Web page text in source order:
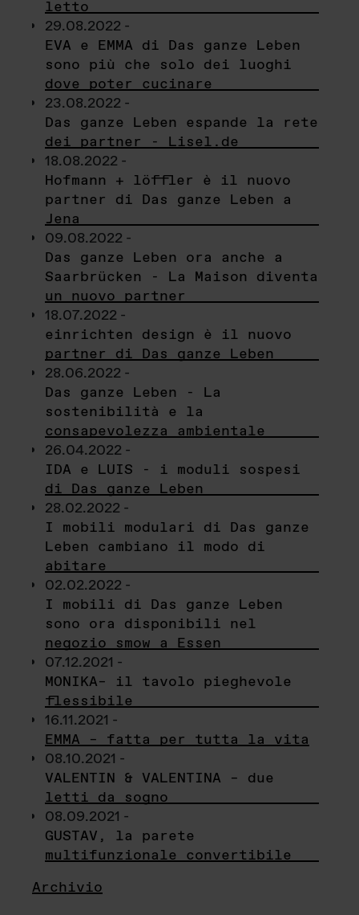
letto
29.08.2022 -
EVA e EMMA di Das ganze Leben
sono più che solo dei luoghi
dove poter cucinare
23.08.2022 -
Das ganze Leben espande la rete
dei partner - Lisel.de
18.08.2022 -
Hofmann + löffler è il nuovo
partner di Das ganze Leben a
Jena
09.08.2022 -
Das ganze Leben ora anche a
Saarbrücken - La Maison diventa
un nuovo partner
18.07.2022 -
einrichten design è il nuovo
partner di Das ganze Leben
28.06.2022 -
Das ganze Leben - La
sostenibilità e la
consapevolezza ambientale
26.04.2022 -
IDA e LUIS - i moduli sospesi
di Das ganze Leben
28.02.2022 -
I mobili modulari di Das ganze
Leben cambiano il modo di
abitare
02.02.2022 -
I mobili di Das ganze Leben
sono ora disponibili nel
negozio smow a Essen
07.12.2021 -
MONIKA– il tavolo pieghevole
flessibile
16.11.2021 -
EMMA – fatta per tutta la vita
08.10.2021 -
VALENTIN & VALENTINA – due
letti da sogno
08.09.2021 -
GUSTAV, la parete
multifunzionale convertibile
Archivio